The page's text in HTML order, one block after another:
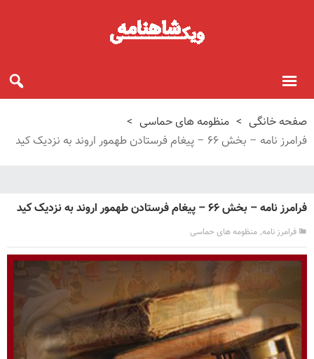
صفحه خانگی > منظومه های حماسی >
فرامرز نامه – بخش ۶۶ – پیغام فرستادن طهمور اروند به نزدیک کید
فرامرز نامه – بخش ۶۶ – پیغام فرستادن طهمور اروند به نزدیک کید
فرامرز نامه, منظومه های حماسی